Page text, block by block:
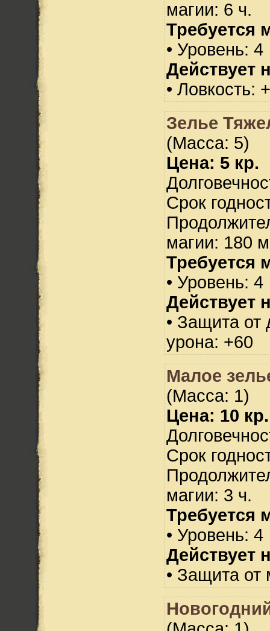
магии: 6 ч.
Требуется
• Уровень: 4
Действует
• Ловкость:
Зелье
(Масса: 5)
Цена: 5 кр.
Срок
магии: 180
Требуется
• Уровень: 4
Действует
• Защита от
урона: +60
Малое
(Масса: 1)
Цена: 10 кр.
Срок
магии: 3 ч.
Требуется
• Уровень: 4
Действует
• Защита от